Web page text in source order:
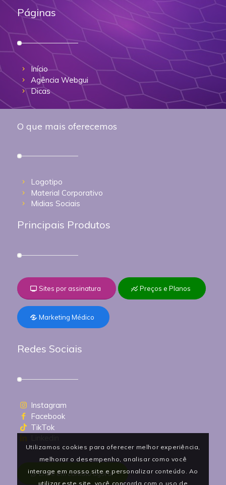
Páginas
Início
Agência Webgui
Dicas
O que mais oferecemos
Logotipo
Material Corporativo
Midias Sociais
Principais Produtos
Sites por assinatura Preços e Planos
Marketing Médico
Redes Sociais
Instagram
Facebook
TikTok
Entre em contato agora!
Utilizamos cookies para oferecer melhor experiência,
melhorar o desempenho, analisar como você
interage em nosso site e personalizar conteúdo. Ao
utilizar este site, você concorda com o uso de